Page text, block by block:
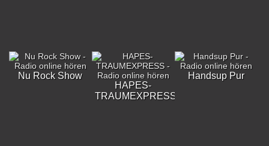
Nu Rock Show
HAPES-
TRAUMEXPRESS
Handsup Pur